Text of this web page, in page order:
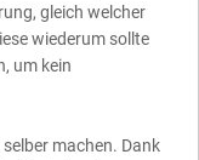
gleich welcher
wiederum sollte
um kein
machen. Dank